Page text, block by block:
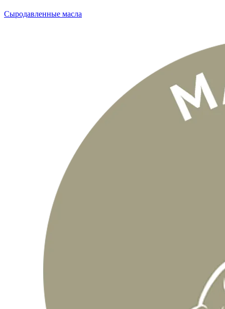
Сыродавленные масла